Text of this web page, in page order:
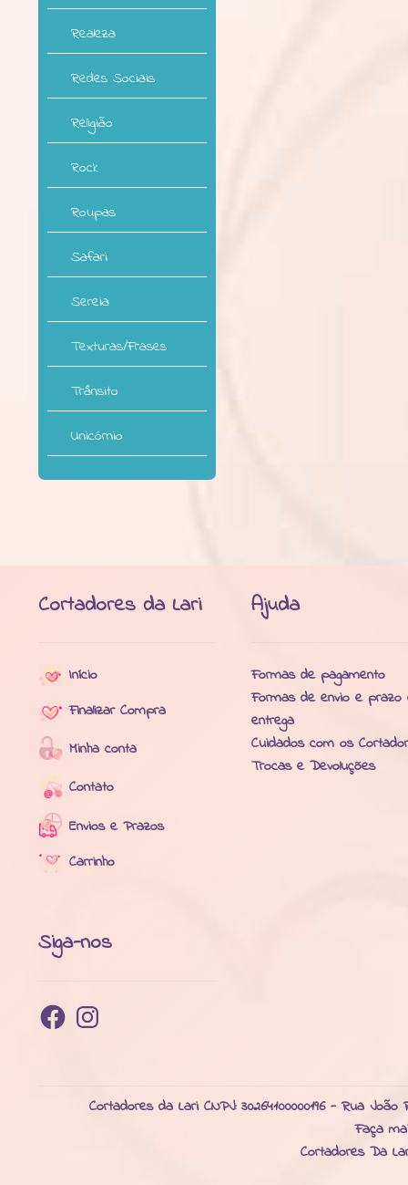
Realeza
Redes Sociais
Religião
Rock
Roupas
Safari
Sereia
Texturas/Frases
Trânsito
Unicórnio
Cortadores da Lari
Início
Finalizar Compra
Minha conta
Contato
Envios e Prazos
Carrinho
Siga-nos
FacebookInstagram
Ajuda
Formas de pagamento
Formas de envio e prazo
entrega
Cuidados com os
Trocas e Devoluções
Cortadores da Lari CNPJ: 30264100000196 - Rua
Faça
Cortadores Da